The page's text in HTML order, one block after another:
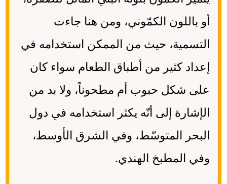
أو باللون الكمّوني، ومن هنا جاءت
التسمية، حيث من الممكن استخدامه في
إعداد كثير من أطباق الطعام سواء كان
على شكل حبوب أم مطحوناً، ولا بد من
الإشارة إلى أنّه يكثر استخدامه في دول
البحر المتوسّط، وفي الشرق الأوسط،
وفي المطبخ الهندي.